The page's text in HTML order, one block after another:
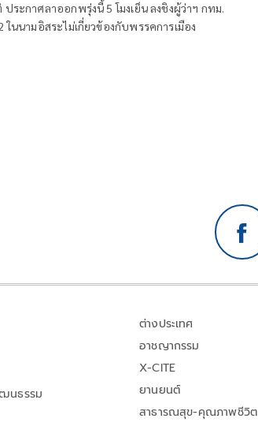
ระกาศลาออกพรุ่งนี้ 5 โมงเย็น ลงชิงผู้ว่าฯ กทม.
ในนามอิสระไม่เกี่ยวข้องกับพรรคการเมือง
นธรรม
ต่างประเทศ
อาชญากรรม
X-CITE
ยานยนต์
สาธารณสุข-คุณภาพชีวิต